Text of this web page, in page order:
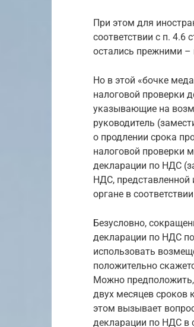
При этом для
соответствии с п.
остались прежними –
Но в этой «бочке
налоговой проверки
указывающие на
руководитель
о продлении срока
налоговой проверки
декларации по НДС
НДС, представленной
органе в
Безусловно,
декларации по НДС
использовать
положительно
Можно
двух месяцев сроков
этом вызывает
декларации по НДС в